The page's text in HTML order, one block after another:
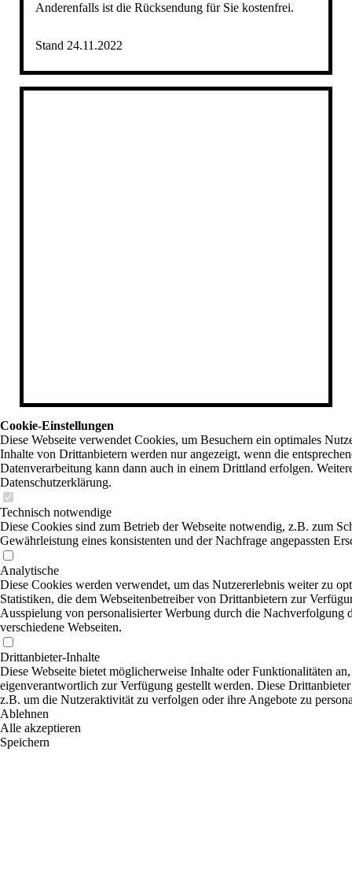
Anderenfalls ist die Rücksendung für Sie kostenfrei.
Stand 24.11.2022
Cookie-Einstellungen
Diese Webseite verwendet Cookies, um Besuchern ein optimales
Inhalte von Drittanbietern werden nur angezeigt, wenn die
Datenverarbeitung kann dann auch in einem Drittland erfolgen.
Datenschutzerklärung.
Technisch notwendige
Diese Cookies sind zum Betrieb der Webseite notwendig, z.B. zum
Gewährleistung eines konsistenten und der Nachfrage angepassten
Analytische
Diese Cookies werden verwendet, um das Nutzererlebnis weiter zu
Statistiken, die dem Webseitenbetreiber von Drittanbietern zur
Ausspielung von personalisierter Werbung durch die Nachverfolgung
verschiedene Webseiten.
Drittanbieter-Inhalte
Diese Webseite bietet möglicherweise Inhalte oder Funktionalitäten
eigenverantwortlich zur Verfügung gestellt werden. Diese
z.B. um die Nutzeraktivität zu verfolgen oder ihre Angebote zu
Ablehnen
Alle akzeptieren
Speichern